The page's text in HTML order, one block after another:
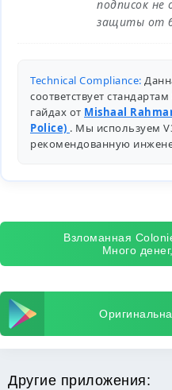
подписок
защиты от
Technical Compliance:
соответствует
гайдах от Mishaal
Police) . Мы используем
рекомендованную
Взломанная
Много
Другие приложения: